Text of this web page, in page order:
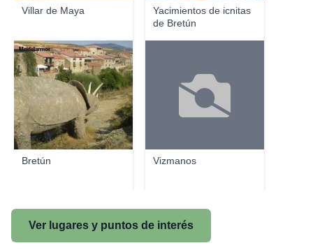
Villar de Maya
Yacimientos de icnitas
de Bretún
Bretún
Modelarmor
Vizmanos
Ver lugares y puntos de interés